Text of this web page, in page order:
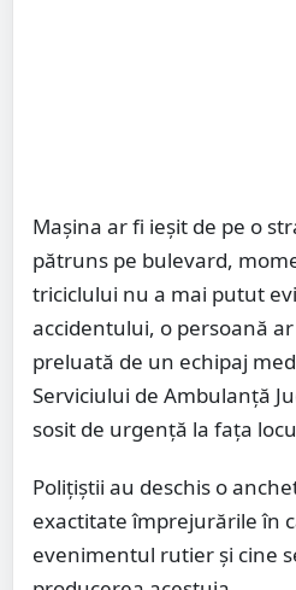
Mașina ar fi ieșit de pe o
pătruns pe bulevard,
triciclului nu a mai putut
accidentului, o persoană
preluată de un echipaj
Serviciului de Ambulanță
sosit de urgență la fața
Polițiștii au deschis o
exactitate împrejurările în
evenimentul rutier și cine